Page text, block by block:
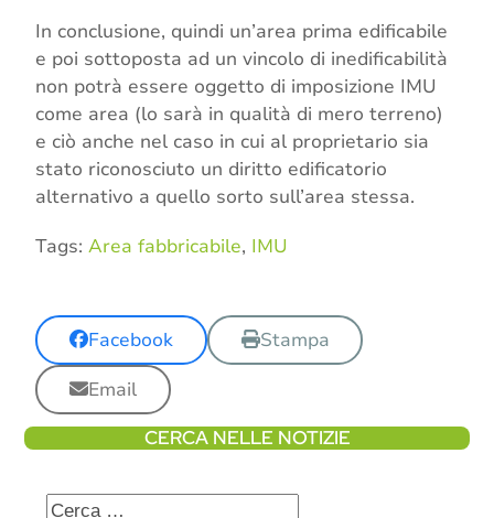
In conclusione, quindi un’area prima edificabile
e poi sottoposta ad un vincolo di inedificabilità
non potrà essere oggetto di imposizione IMU
come area (lo sarà in qualità di mero terreno)
e ciò anche nel caso in cui al proprietario sia
stato riconosciuto un diritto edificatorio
alternativo a quello sorto sull’area stessa.
Tags: Area fabbricabile, IMU
Facebook
Stampa
Email
CERCA NELLE NOTIZIE